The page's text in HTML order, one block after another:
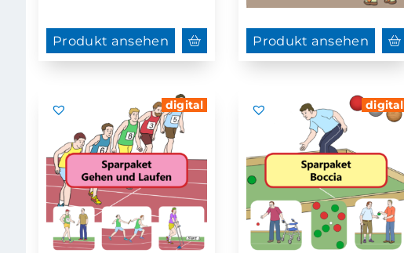
Produkt ansehen Produkt ansehen
digital digital